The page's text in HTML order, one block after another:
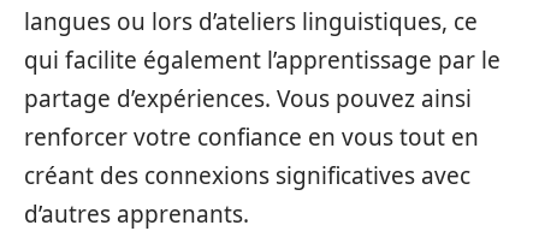
langues ou lors d’ateliers linguistiques, ce
qui facilite également l’apprentissage par le
partage d’expériences. Vous pouvez ainsi
renforcer votre confiance en vous tout en
créant des connexions significatives avec
d’autres apprenants.